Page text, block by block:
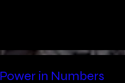
Power in Numbers